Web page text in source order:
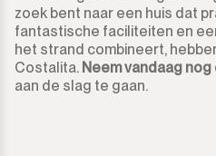
zoek bent naar een huis dat
fantastische faciliteiten en
het strand combineert,
Costalita. Neem vandaag
aan de slag te gaan.